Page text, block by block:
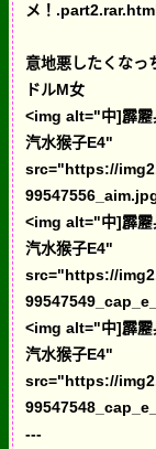
メ！
意地悪したくなっ
ドルM女
<img alt="中]霹靂
汽水猴子E4"
src="https://
<img alt="中]霹靂
汽水猴子E4"
src="https://
<img alt="中]霹靂
汽水猴子E4"
src="https://
---